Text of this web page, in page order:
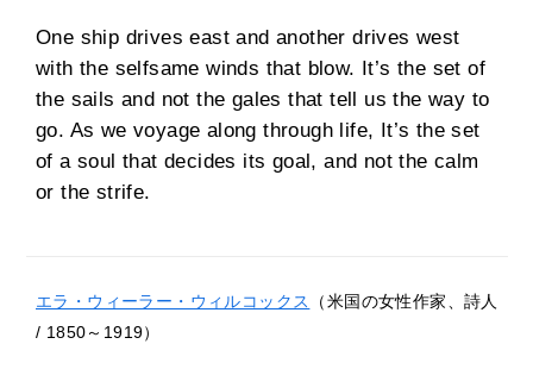
One ship drives east and another drives west
with the selfsame winds that blow. It’s the set of
the sails and not the gales that tell us the way to
go. As we voyage along through life, It’s the set
of a soul that decides its goal, and not the calm
or the strife.
エラ・ウィーラー・ウィルコックス
（米国の女性作家、詩人
/ 1850～1919）